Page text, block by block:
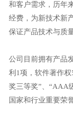
和客户需求，历年
经费，为新技术新
保证产品技术与质
公司目前拥有产品
利1项，软件著作
奖三等奖”、“AAA
国家和行业重要荣誉